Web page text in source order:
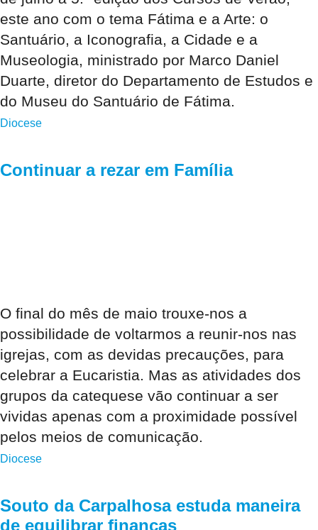
este ano com o tema Fátima e a Arte: o
Santuário, a Iconografia, a Cidade e a
Museologia, ministrado por Marco Daniel
Duarte, diretor do Departamento de Estudos e
do Museu do Santuário de Fátima.
Diocese
Continuar a rezar em Família
O final do mês de maio trouxe-nos a
possibilidade de voltarmos a reunir-nos nas
igrejas, com as devidas precauções, para
celebrar a Eucaristia. Mas as atividades dos
grupos da catequese vão continuar a ser
vividas apenas com a proximidade possível
pelos meios de comunicação.
Diocese
Souto da Carpalhosa estuda maneira
de equilibrar finanças